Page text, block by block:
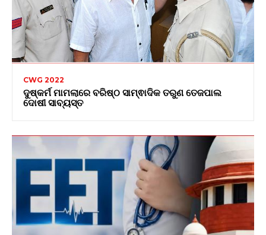
CWG 2022
ଦୁଷ୍କର୍ମ ମାମଲାରେ ବରିଷ୍ଠ ସାମ୍ଵାଦିକ ତରୁଣ ତେଜପାଲ
ଦୋଷୀ ସାବ୍ୟସ୍ତ